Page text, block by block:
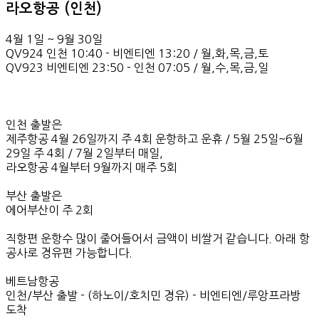
라오항공 (인천)
4월 1일 ~ 9월 30일
QV924 인천 10:40 - 비엔티엔 13:20 / 월,화,목,금,토
QV923 비엔티엔 23:50 - 인천 07:05 / 월,수,목,금,일
인천 출발은
제주항공 4월 26일까지 주 4회 운항하고 운휴 / 5월 25일~6월
29일 주 4회 / 7월 2일부터 매일,
라오항공 4월부터 9월까지 매주 5회
부산 출발은
에어부산이 주 2회
직항편 운항수 많이 줄어들어서 금액이 비쌀거 같습니다. 아래 항
공사로 경유편 가능합니다.
베트남항공
인천/부산 출발 - (하노이/호치민 경유) - 비엔티엔/루앙프라방
도착